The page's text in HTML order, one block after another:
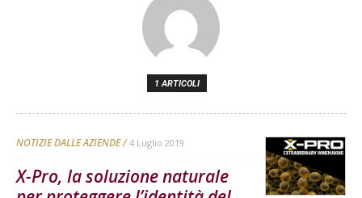
1 ARTICOLI
NOTIZIE DALLE AZIENDE 4 Luglio 2019
X-Pro, la soluzione naturale